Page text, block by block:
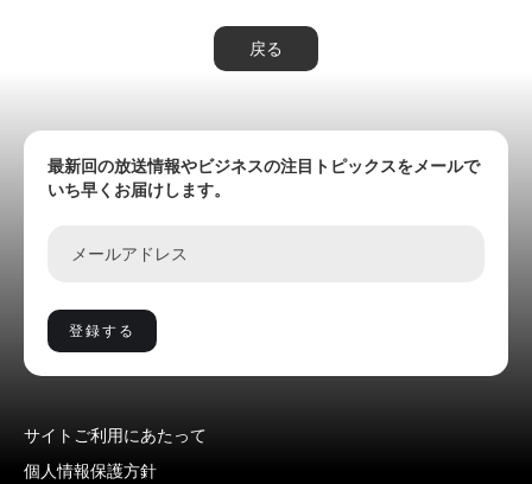
戻る
最新回の放送情報やビジネスの注目トピックスをメールで
いち早くお届けします。
サイトご利用にあたって
個人情報保護方針